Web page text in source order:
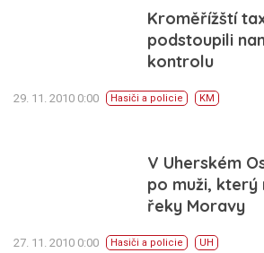
Kroměřížští
podstoupili
kontrolu
29. 11. 2010 0:00 Hasiči a policie KM
V Uherském
po muži, který
řeky Moravy
27. 11. 2010 0:00 Hasiči a policie UH